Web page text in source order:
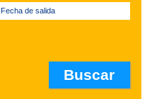
Fecha de salida